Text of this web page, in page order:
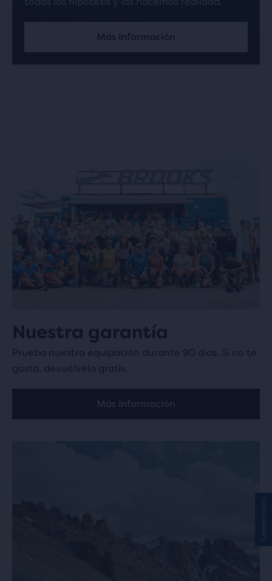
Más información
Nuestra garantía
Prueba nuestra equipación durante 90 días. Si no te
gusta, devuélvela gratis.
Más información
Comentarios